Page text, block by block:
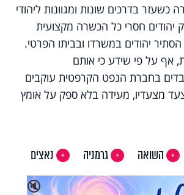
בדרכים שונות ומגוונות ליהודי
יהודים חסרי כל הכשרה מקצועית
יהודים במשרדו ובביתו הפרטי.
אף על פי שידע כי אותם
בחברת הנפט הקרפטית עוקבים
מצעדיו, מעידה בלא ספק על אומץ
השואה גרמניה
נאצים
🔇